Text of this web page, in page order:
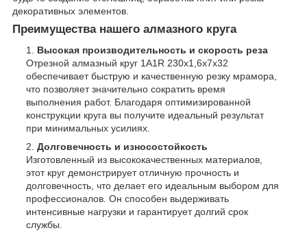
декоративных элементов.
Преимущества нашего алмазного круга
Высокая производительность и скорость реза
Отрезной алмазный круг 1A1R 230x1,6x7x32
обеспечивает быструю и качественную резку мрамора,
что позволяет значительно сократить время
выполнения работ. Благодаря оптимизированной
конструкции круга вы получите идеальный результат
при минимальных усилиях.
Долговечность и износостойкость
Изготовленный из высококачественных материалов,
этот круг демонстрирует отличную прочность и
долговечность, что делает его идеальным выбором для
профессионалов. Он способен выдерживать
интенсивные нагрузки и гарантирует долгий срок
службы.